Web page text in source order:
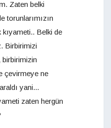
Zaten belki
torunlarımızın
Belki de
Birbirimizi
birbirimizin
çevirmeye ne
yani...
zaten hergün